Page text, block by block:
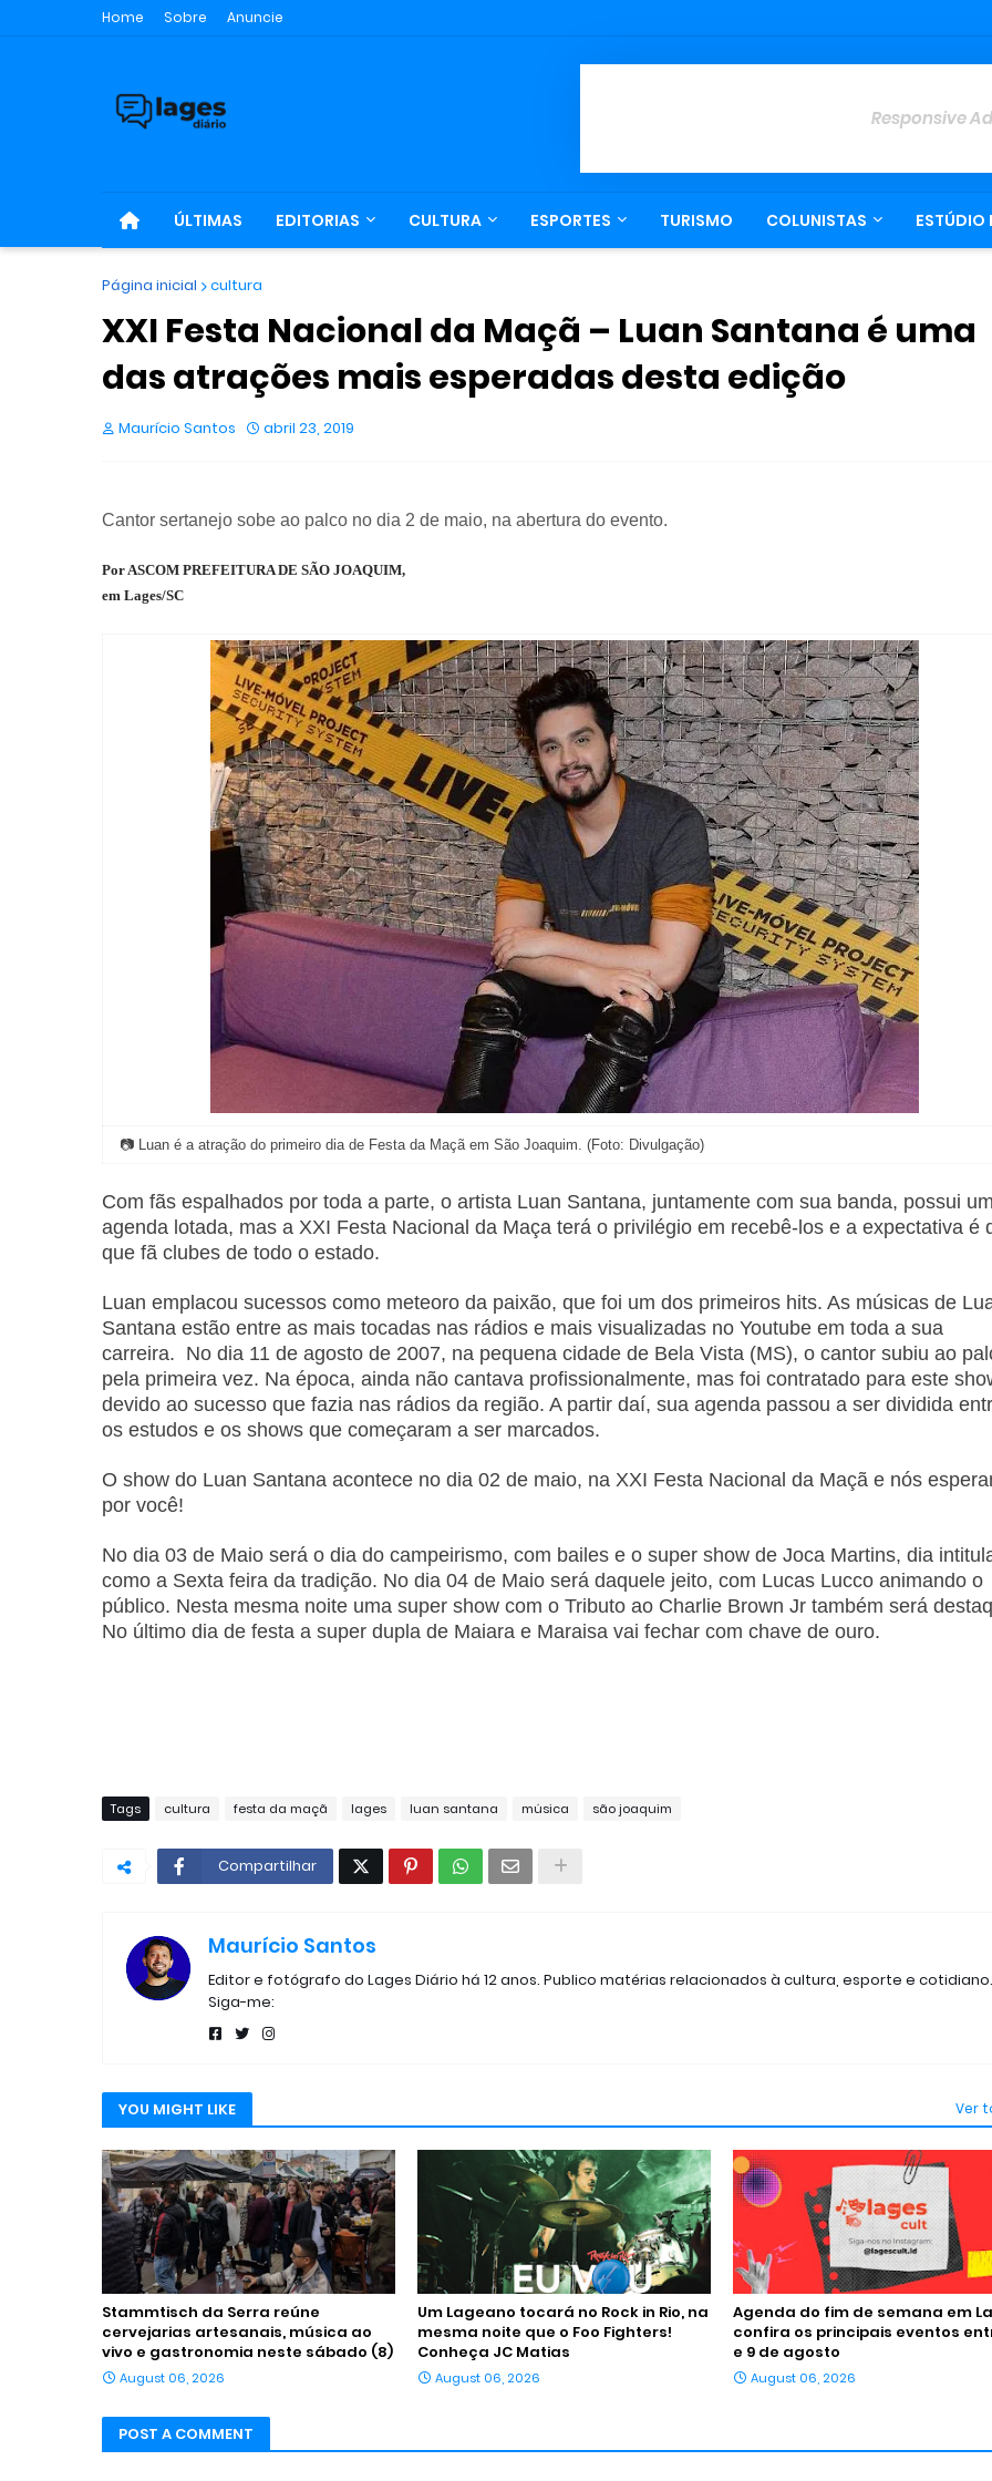
Home Sobre Anuncie
Responsive
ÚLTIMAS EDITORIAS CULTURA ESPORTES TURISMO COLUNISTAS ESTÚDIO
Página inicial cultura
XXI Festa Nacional da Maçã – Luan Santana é uma
das atrações mais esperadas desta edição
Maurício Santos abril 23, 2019
Cantor sertanejo sobe ao palco no dia 2 de maio, na abertura do evento.
Por ASCOM PREFEITURA DE SÃO JOAQUIM,
em Lages/SC
📷 Luan é a atração do primeiro dia de Festa da Maçã em São Joaquim. (Foto: Divulgação)
Com fãs espalhados por toda a parte, o artista Luan Santana, juntamente com sua banda, possui
agenda lotada, mas a XXI Festa Nacional da Maça terá o privilégio em recebê-los e a expectativa é
que fã clubes de todo o estado.
Luan emplacou sucessos como meteoro da paixão, que foi um dos primeiros hits. As músicas de
Santana estão entre as mais tocadas nas rádios e mais visualizadas no Youtube em toda a sua
carreira. No dia 11 de agosto de 2007, na pequena cidade de Bela Vista (MS), o cantor subiu ao
pela primeira vez. Na época, ainda não cantava profissionalmente, mas foi contratado para este
devido ao sucesso que fazia nas rádios da região. A partir daí, sua agenda passou a ser dividida
os estudos e os shows que começaram a ser marcados.
O show do Luan Santana acontece no dia 02 de maio, na XXI Festa Nacional da Maçã e nós
por você!
No dia 03 de Maio será o dia do campeirismo, com bailes e o super show de Joca Martins, dia
como a Sexta feira da tradição. No dia 04 de Maio será daquele jeito, com Lucas Lucco animando o
público. Nesta mesma noite uma super show com o Tributo ao Charlie Brown Jr também será
No último dia de festa a super dupla de Maiara e Maraisa vai fechar com chave de ouro.
Tags cultura festa da maçã lages luan santana música são joaquim
Compartilhar
Maurício Santos
Editor e fotógrafo do Lages Diário há 12 anos. Publico matérias relacionados à cultura, esporte e cotidiano.
Siga-me:
YOU MIGHT LIKE Ver
Stammtisch da Serra reúne
cervejarias artesanais, música ao
vivo e gastronomia neste sábado (8)
August 06, 2026
Um Lageano tocará no Rock in Rio, na
mesma noite que o Foo Fighters!
Conheça JC Matias
August 06, 2026
Agenda do fim de semana em
confira os principais eventos
e 9 de agosto
August 06, 2026
POST A COMMENT